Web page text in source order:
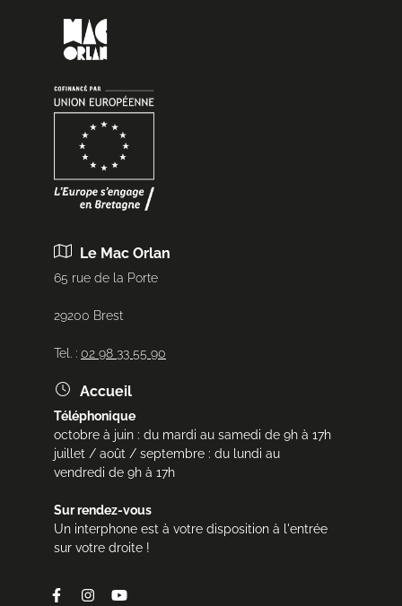
Le Mac Orlan
65 rue de la Porte
29200 Brest
Tel. : 02 98 33 55 90
Accueil
Téléphonique
octobre à juin : du mardi au samedi de 9h à 17h
juillet / août / septembre : du lundi au
vendredi de 9h à 17h
Sur rendez-vous
Un interphone est à votre disposition à l'entrée
sur votre droite !
Facebook
InstagramYoutube